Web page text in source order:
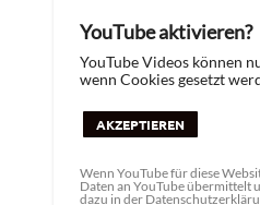
YouTube aktivieren?
YouTube Videos können
wenn Cookies gesetzt
AKZEPTIEREN
Wenn YouTube für diese
Daten an YouTube übermittelt
dazu in der